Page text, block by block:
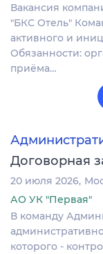
Вакансия
"БКС Отель"
активного и
Обязанности:
приёма…
Договорная
20 июля 2026
АО УК "Первая"
В команду
которого -